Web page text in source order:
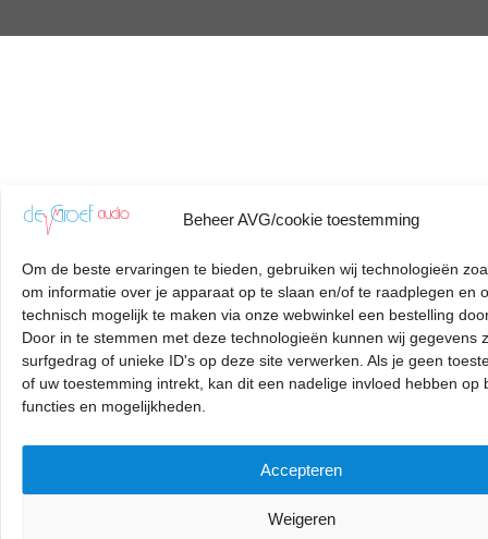
Beheer AVG/cookie toestemming
Om de beste ervaringen te bieden, gebruiken wij technologieën
om informatie over je apparaat op te slaan en/of te raadplegen en
technisch mogelijk te maken via onze webwinkel een bestelling
Door in te stemmen met deze technologieën kunnen wij gegevens
surfgedrag of unieke ID's op deze site verwerken. Als je geen
of uw toestemming intrekt, kan dit een nadelige invloed hebben op
functies en mogelijkheden.
Accepteren
Weigeren